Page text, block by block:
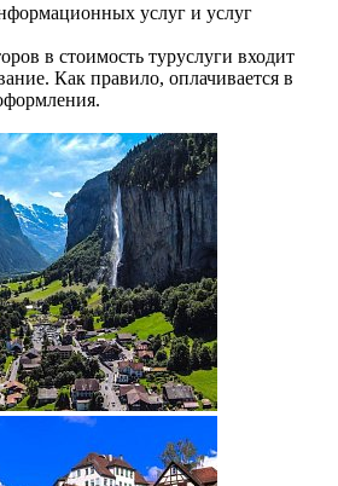
услуг и услуг
в стоимость туруслуги входит
Как правило, оплачивается в